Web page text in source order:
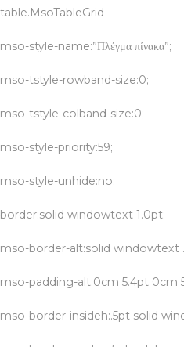
table.MsoTableGrid
mso-style-name:”Πλέγμα πίνακα”;
mso-tstyle-rowband-size:0;
mso-tstyle-colband-size:0;
mso-style-priority:59;
mso-style-unhide:no;
border:solid windowtext 1.0pt;
mso-border-alt:solid windowtext
mso-padding-alt:0cm 5.4pt 0cm
mso-border-insideh:.5pt solid